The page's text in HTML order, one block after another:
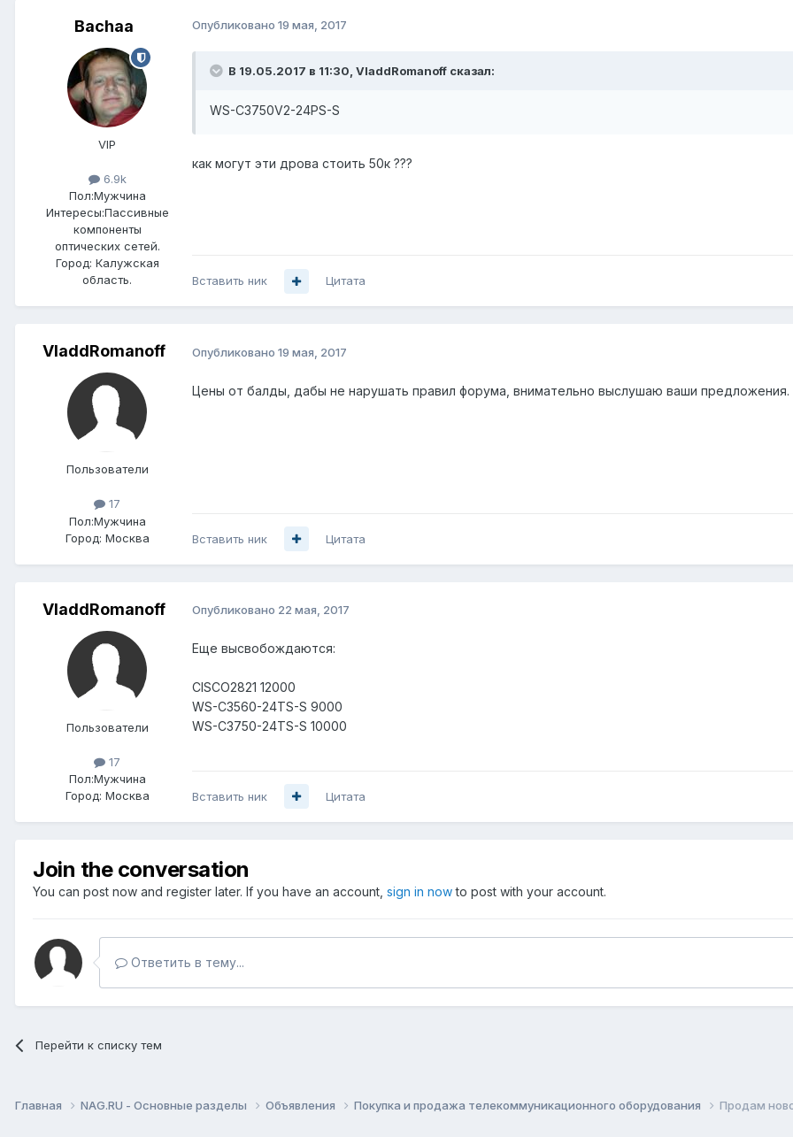
Bachaa
VIP
6.9k
Пол:Мужчина
Интересы:Пассивные
компоненты
оптических сетей.
Город: Калужская
область.
Опубликовано 19 мая, 2017
В 19.05.2017 в 11:30, VladdRomanoff сказал:
WS-C3750V2-24PS-S
как могут эти дрова стоить 50к ???
Вставить ник Цитата
VladdRomanoff
Пользователи
17
Пол:Мужчина
Город: Москва
Опубликовано 19 мая, 2017
Цены от балды, дабы не нарушать правил форума, внимательно выслушаю ваши предложения.
Вставить ник Цитата
VladdRomanoff
Пользователи
17
Пол:Мужчина
Город: Москва
Опубликовано 22 мая, 2017
Еще высвобождаются:
CISCO2821 12000
WS-C3560-24TS-S 9000
WS-C3750-24TS-S 10000
Вставить ник Цитата
Join the conversation
You can post now and register later. If you have an account, sign in nowto post with your account.
Ответить в тему...
Перейти к списку тем
Главная NAG.RU - Основные разделы Объявления Покупка и продажа телекоммуникационного оборудования Продам